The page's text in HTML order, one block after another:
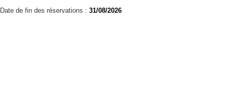
Date de fin des réservations : 31/08/2026